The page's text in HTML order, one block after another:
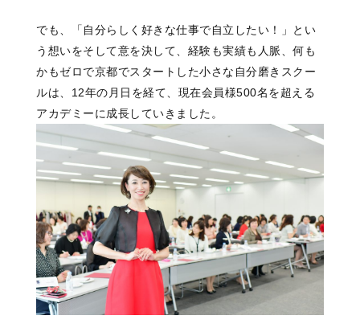
でも、「自分らしく好きな仕事で自立したい！」とい
う想いをそして意を決して、経験も実績も人脈、何も
かもゼロで京都でスタートした小さな自分磨きスクー
ルは、12年の月日を経て、現在会員様500名を超える
アカデミーに成長していきました。